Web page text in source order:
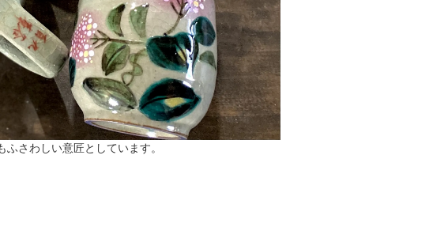
さわしい意匠としています。